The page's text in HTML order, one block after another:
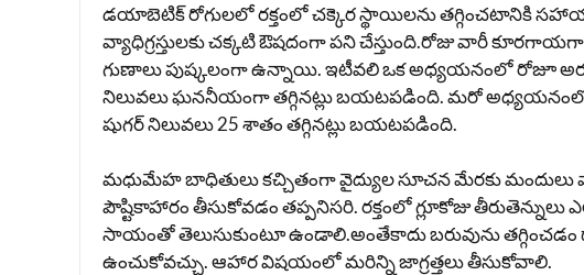
డయాబెటిక్ రోగులలో రక్తంలో చక్కెర స్థాయిలను తగ్గించటానికి
వ్యాధిగ్రస్తులకు చక్కటి ఔషదంగా పని చేస్తుంది.రోజు వారీ
గుణాలు పుష్కలంగా ఉన్నాయి. ఇటీవలి ఒక అధ్యయనంలో రోజూ
నిలువలు ఘననీయంగా తగ్గినట్లు బయటపడింది. మరో అధ్యయనంలో
షుగర్‌ నిలువలు 25 శాతం తగ్గినట్లు బయటపడింది.
మధుమేహ బాధితులు కచ్చితంగా వైద్యుల సూచన మేరకు
పౌష్టికాహారం తీసుకోవడం తప్పనిసరి. రక్తంలో గ్లూకోజు
సాయంతో తెలుసుకుంటూ ఉండాలి.అంతేకాదు బరువును
ఉంచుకోవచ్చు. ఆహార విషయంలో మరిన్ని జాగ్రత్తలు తీసుకోవాలి.